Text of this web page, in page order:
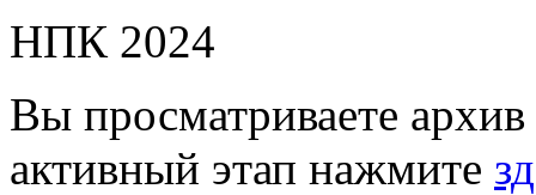
НПК 2024
Вы просматриваете
активный этап нажмите